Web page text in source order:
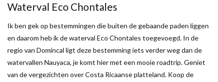
Waterval Eco Chontales
Ik ben gek op bestemmingen die buiten de gebaande paden liggen
en daarom heb ik de waterval Eco Chontales toegevoegd. In de
regio van Domincal ligt deze bestemming iets verder weg dan de
watervallen Nauyaca, je komt hier met een mooie roadtrip. Geniet
van de vergezichten over Costa Ricaanse platteland. Koop de